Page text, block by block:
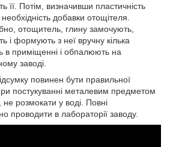
її. Потім, визначивши пластичність
добавки отощітеля.
отощитель, глину замочують,
і формують з неї вручну кілька
в приміщенні і обпалюють на
заводі.
повинен бути правильної
постукуванні металевим предметом
не розмокати у воді. Повні
проводити в лабораторії заводу.